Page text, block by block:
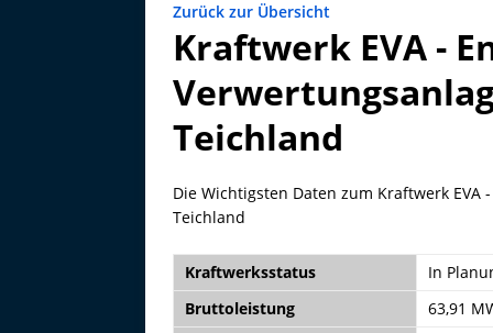
Zurück zur Übersicht
Kraftwerk EVA -
Teichland
Die Wichtigsten Daten zum Kraftwerk
Teichland
Kraftwerksstatus
In
Bruttoleistung
63,91